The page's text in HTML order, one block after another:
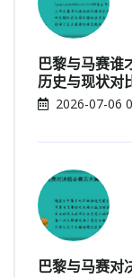
巴黎与马赛谁
历史与现状对
2026-07-06
巴黎与马赛对